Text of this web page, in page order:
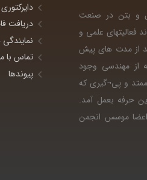
و بتن در صنعت
فعالیتهای علمی و
از مدت های پیش
از مهندسی وجود
و پی¬گیری که
حرفه بعمل آمد.
اعضا موسس انجمن
دریافت
نمایندگی
تماس با
پیوندها